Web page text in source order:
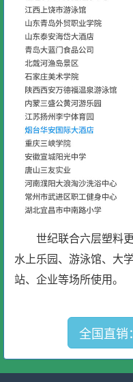
世纪联合六层塑料
水上乐园、游泳馆、大
站、企业等场所使用。
全国直销